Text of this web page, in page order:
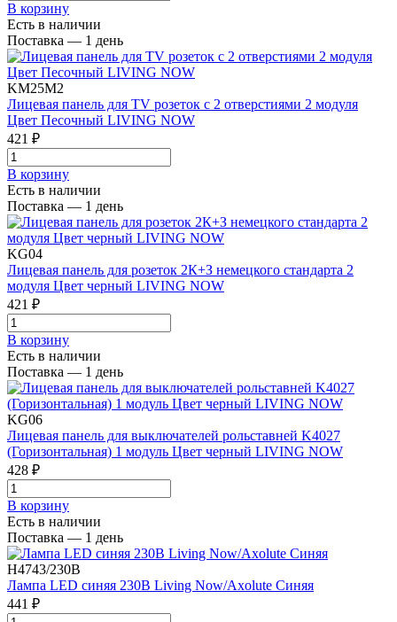
В корзинy
Есть в наличии
Поставка — 1 день
KM25M2
Лицевая панель для TV розеток с 2 отверстиями 2 модуля
Цвет Песочный LIVING NOW
421 ₽
В корзинy
Есть в наличии
Поставка — 1 день
KG04
Лицевая панель для розеток 2К+З немецкого стандарта 2
модуля Цвет черный LIVING NOW
421 ₽
В корзинy
Есть в наличии
Поставка — 1 день
KG06
Лицевая панель для выключателей рольставней K4027
(Горизонтальная) 1 модуль Цвет черный LIVING NOW
428 ₽
В корзинy
Есть в наличии
Поставка — 1 день
H4743/230B
Лампа LED синяя 230В Living Now/Axolute Синяя
441 ₽